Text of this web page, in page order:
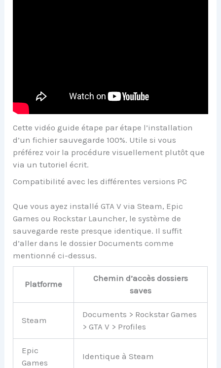
Cette vidéo guide étape par étape l’installation
d’un fichier sauvegarde 100%. Utile si vous
préférez voir la procédure visuellement plutôt que
via un tutoriel écrit.
Compatibilité avec les différentes versions PC
Que vous ayez installé GTA V via Steam, Epic
Games ou Rockstar Launcher, le système de
sauvegarde reste presque identique. Il suffit
d’aller dans le dossier Documents comme
mentionné ci-dessus.
Platforme
Chemin d’accès dossiers
saves
Steam
Documents > Rockstar Games
> GTA V > Profiles
Epic
Games
Identique à Steam